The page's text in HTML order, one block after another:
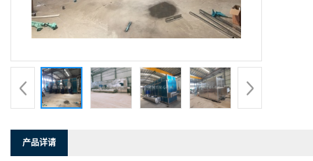
产品详请